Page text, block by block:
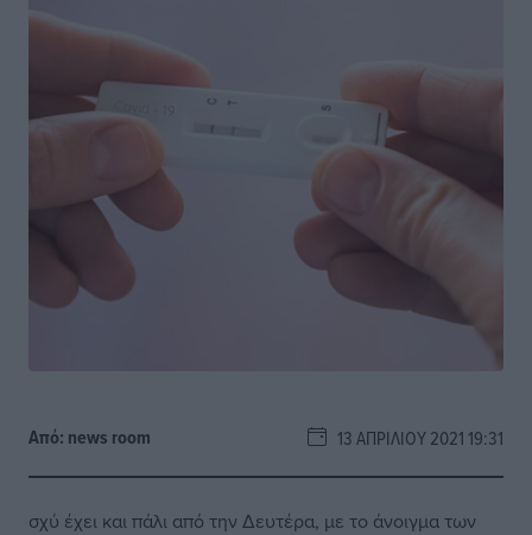
Από: news room 13 ΑΠΡΙΛΊΟΥ 2021 19:31
σχύ έχει και πάλι από την Δευτέρα, με το άνοιγμα των